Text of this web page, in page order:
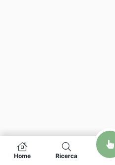
Home Ricerca